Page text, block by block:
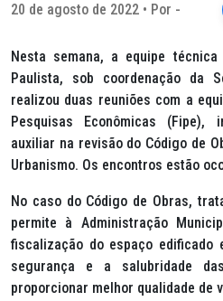
20 de agosto de 2022 • Por -
Nesta semana, a equipe
Paulista, sob coordenação da
realizou duas reuniões com a
Pesquisas Econômicas (Fipe),
auxiliar na revisão do Código de
Urbanismo. Os encontros estão
No caso do Código de Obras,
permite à Administração
fiscalização do espaço edificado
segurança e a salubridade
proporcionar melhor qualidade de